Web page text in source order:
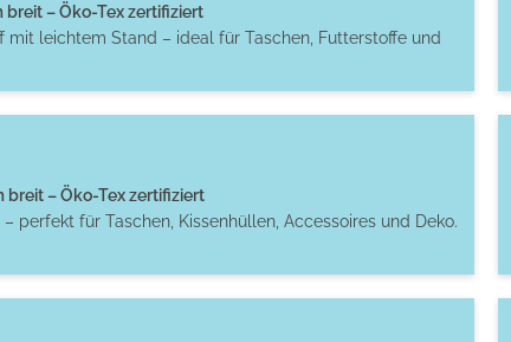
breit – Öko-Tex zertifiziert
leichtem Stand – ideal für Taschen, Futterstoffe und
breit – Öko-Tex zertifiziert
perfekt für Taschen, Kissenhüllen, Accessoires und Deko.